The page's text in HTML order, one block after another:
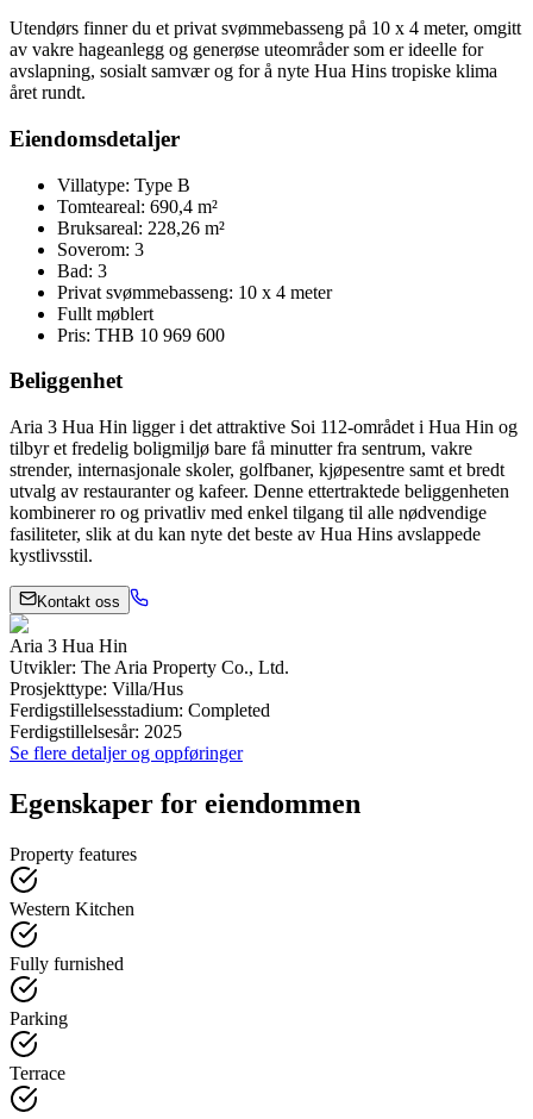
Utendørs finner du et privat svømmebasseng på 10 x 4 meter, omgitt
av vakre hageanlegg og generøse uteområder som er ideelle for
avslapning, sosialt samvær og for å nyte Hua Hins tropiske klima
året rundt.
Eiendomsdetaljer
Villatype: Type B
Tomteareal: 690,4 m²
Bruksareal: 228,26 m²
Soverom: 3
Bad: 3
Privat svømmebasseng: 10 x 4 meter
Fullt møblert
Pris: THB 10 969 600
Beliggenhet
Aria 3 Hua Hin ligger i det attraktive Soi 112-området i Hua Hin og
tilbyr et fredelig boligmiljø bare få minutter fra sentrum, vakre
strender, internasjonale skoler, golfbaner, kjøpesentre samt et bredt
utvalg av restauranter og kafeer. Denne ettertraktede beliggenheten
kombinerer ro og privatliv med enkel tilgang til alle nødvendige
fasiliteter, slik at du kan nyte det beste av Hua Hins avslappede
kystlivsstil.
Kontakt oss
Aria 3 Hua Hin
Utvikler: The Aria Property Co., Ltd.
Prosjekttype: Villa/Hus
Ferdigstillelsesstadium: Completed
Ferdigstillelsesår: 2025
Se flere detaljer og oppføringer
Egenskaper for eiendommen
Property features
Western Kitchen
Fully furnished
Parking
Terrace